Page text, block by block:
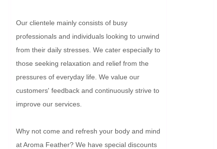
Our clientele mainly consists of busy
professionals and individuals looking to unwind
from their daily stresses. We cater especially to
those seeking relaxation and relief from the
pressures of everyday life. We value our
customers' feedback and continuously strive to
improve our services.
Why not come and refresh your body and mind
at Aroma Feather? We have special discounts